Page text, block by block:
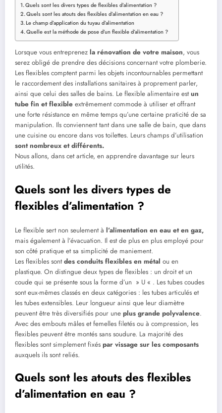
Quels sont les divers types de flexibles d’alimentation ?
Quels sont les atouts des flexibles d’alimentation en eau ?
Le champ d’application du tuyau d’alimentation
Quelle est la méthode de pose d’un flexible d’alimentation ?
Lorsque vous entreprenez la rénovation de votre maison, vous
serez obligé de prendre des décisions concernant votre plomberie.
Les flexibles comptent parmi les objets incontournables permettant
le raccordement des installations sanitaires à proprement parler,
ainsi que celui des salles de bains. Le flexible alimentaire estun
tube fin et flexible extrêmement commode à utiliser et offrant
une forte résistance en même temps qu’une certaine praticité de sa
manipulation. Ils conviennent tant dans une salle de bain, que dans
une cuisine ou encore dans vos toilettes. Leurs champs d’utilisation
sont nombreux et différents.
Nous allons, dans cet article, en apprendre davantage sur leurs
utilités.
Quels sont les divers types de
flexibles d’alimentation ?
Le flexible sert non seulement à l’alimentation en eau et en gaz,
mais également à l’évacuation. Il est de plus en plus employé pour
son côté pratique et sa simplicité de maniement.
Les flexibles sontdes conduits flexibles en métal ou en
plastique. On distingue deux types de flexibles : un droit et un
coude qui se présente sous la forme d’un » U « . Les tubes coudes
sont eux-mêmes classés en deux catégories : les tubes articulés et
les tubes extensibles. Leur longueur ainsi que leur diamètre
peuvent être très diversifiés pour une plus grande polyvalence.
Avec des embouts mâles et femelles filetés ou à compression, les
flexibles peuvent être montés sans soudure. La majorité des
flexibles sont simplement fixés par vissage sur les composants
auxquels ils sont reliés.
Quels sont les atouts des flexibles
d’alimentation en eau ?